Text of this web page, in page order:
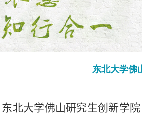
东北大学佛
东北大学佛山研究生创新学